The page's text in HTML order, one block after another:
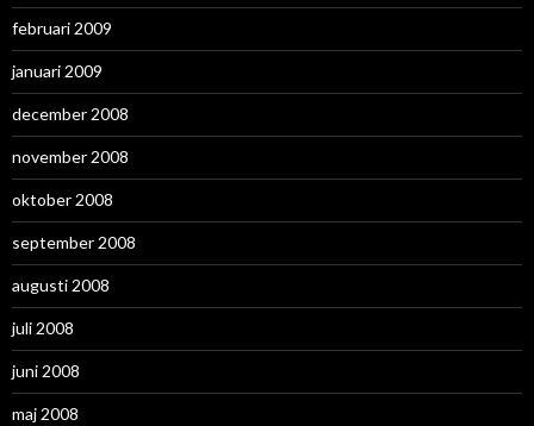
februari 2009
januari 2009
december 2008
november 2008
oktober 2008
september 2008
augusti 2008
juli 2008
juni 2008
maj 2008